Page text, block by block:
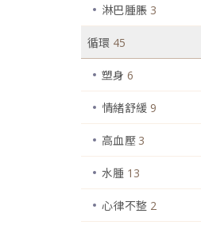
淋巴腫脹 3
循環 45
塑身 6
情緒舒緩 9
高血壓 3
水腫 13
心律不整 2